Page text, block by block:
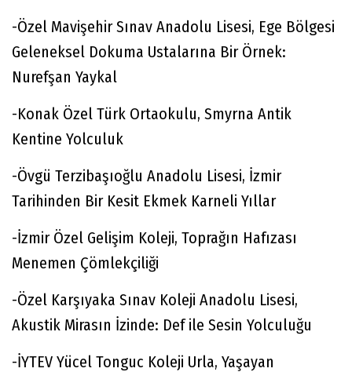
-Özel Mavişehir Sınav Anadolu Lisesi, Ege Bölgesi
Geleneksel Dokuma Ustalarına Bir Örnek:
Nurefşan Yaykal
-Konak Özel Türk Ortaokulu, Smyrna Antik
Kentine Yolculuk
-Övgü Terzibaşıoğlu Anadolu Lisesi, İzmir
Tarihinden Bir Kesit Ekmek Karneli Yıllar
-İzmir Özel Gelişim Koleji, Toprağın Hafızası
Menemen Çömlekçiliği
-Özel Karşıyaka Sınav Koleji Anadolu Lisesi,
Akustik Mirasın İzinde: Def ile Sesin Yolculuğu
-İYTEV Yücel Tonguc Koleji Urla, Yaşayan